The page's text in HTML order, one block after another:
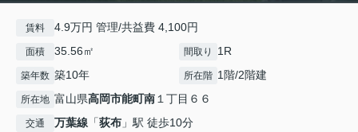
賃料 4.9万円 管理/共益費 4,100円
面積 35.56㎡ 間取り 1R
築年数 築10年 所在階 1階/2階建
所在地 富山県高岡市能町南１丁目６６
交通 万葉線 「荻布 」駅 徒歩10分